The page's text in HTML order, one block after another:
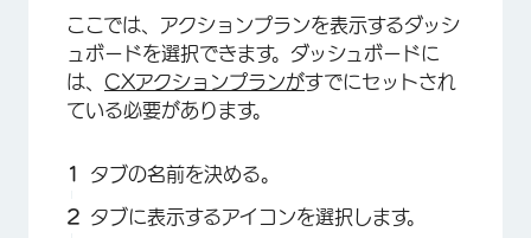
ここでは、アクションプランを表示するダッシ
ュボードを選択できます。ダッシュボードに
は、 CXアクションプランがすでにセットされ
ている必要があります。
タブの名前を決める。
タブに表示するアイコンを選択します。